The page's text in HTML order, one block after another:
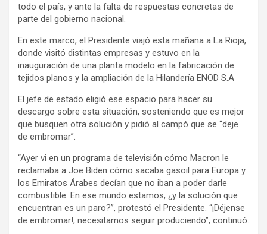
todo el país, y ante la falta de respuestas concretas de
parte del gobierno nacional.
En este marco, el Presidente viajó esta mañana a La Rioja,
donde visitó distintas empresas y estuvo en la
inauguración de una planta modelo en la fabricación de
tejidos planos y la ampliación de la Hilandería ENOD S.A
El jefe de estado eligió ese espacio para hacer su
descargo sobre esta situación, sosteniendo que es mejor
que busquen otra solución y pidió al campó que se “deje
de embromar”.
“Ayer vi en un programa de televisión cómo Macron le
reclamaba a Joe Biden cómo sacaba gasoil para Europa y
los Emiratos Árabes decían que no iban a poder darle
combustible. En ese mundo estamos, ¿y la solución que
encuentran es un paro?”, protestó el Presidente. “¡Déjense
de embromar!, necesitamos seguir produciendo”, continuó.